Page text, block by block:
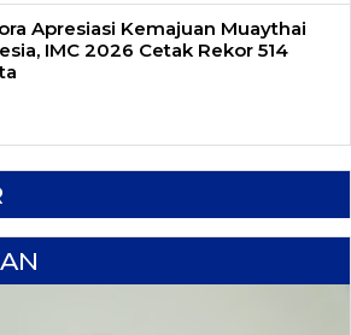
Apresiasi Kemajuan Muaythai
IMC 2026 Cetak Rekor 514